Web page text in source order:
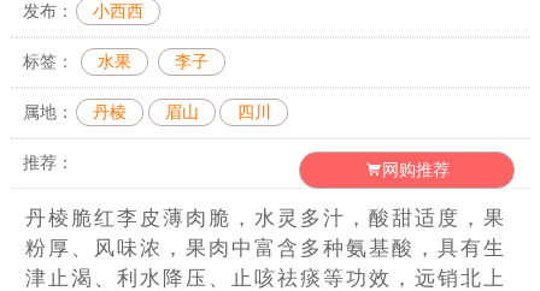
发布： 小西西
标签： 水果 李子
属地： 丹棱 眉山 四川
推荐： 网购推荐
丹棱脆红李皮薄肉脆，水灵多汁，酸甜适度，果
粉厚、风味浓，果肉中富含多种氨基酸，具有生
津止渴、利水降压、止咳祛痰等功效，远销北上